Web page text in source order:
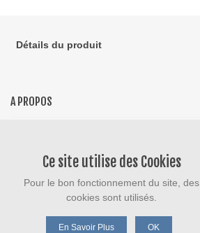
Détails du produit
A PROPOS
Ce site utilise des Cookies
Pour le bon fonctionnement du site, des
cookies sont utilisés.
En Savoir Plus OK